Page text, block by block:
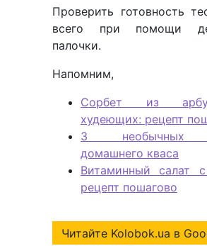
Проверить готовность
всего при помощи
палочки.
Напомним,
Сорбет из
худеющих: рецепт
3 необычных
домашнего кваса
Витаминный салат
рецепт пошагово
Читайте Kolobok.ua в